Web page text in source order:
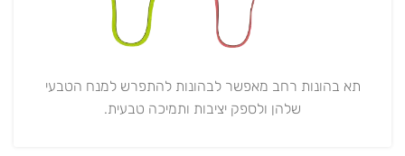
תא בהונות רחב מאפשר לבהונות להתפרש למנח הטבעי
שלהן ולספק יציבות ותמיכה טבעית.